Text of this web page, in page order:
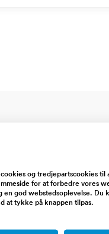
og tredjepartscookies til
for at forbedre vores
en god webstedsoplevelse. Du
at tykke på knappen tilpas.